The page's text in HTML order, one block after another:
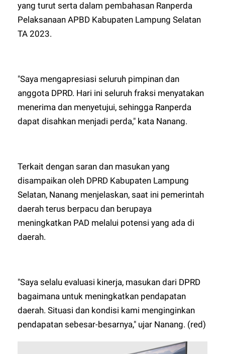
yang turut serta dalam pembahasan Ranperda
Pelaksanaan APBD Kabupaten Lampung Selatan
TA 2023.
"Saya mengapresiasi seluruh pimpinan dan
anggota DPRD. Hari ini seluruh fraksi menyatakan
menerima dan menyetujui, sehingga Ranperda
dapat disahkan menjadi perda," kata Nanang.
Terkait dengan saran dan masukan yang
disampaikan oleh DPRD Kabupaten Lampung
Selatan, Nanang menjelaskan, saat ini pemerintah
daerah terus berpacu dan berupaya
meningkatkan PAD melalui potensi yang ada di
daerah.
"Saya selalu evaluasi kinerja, masukan dari DPRD
bagaimana untuk meningkatkan pendapatan
daerah. Situasi dan kondisi kami menginginkan
pendapatan sebesar-besarnya," ujar Nanang. (red)